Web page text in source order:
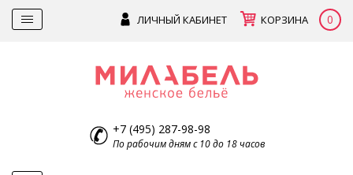
ЛИЧНЫЙ КАБИНЕТ КОРЗИНА 0
+7 (495) 287-98-98
По рабочим дням с 10 до 18 часов